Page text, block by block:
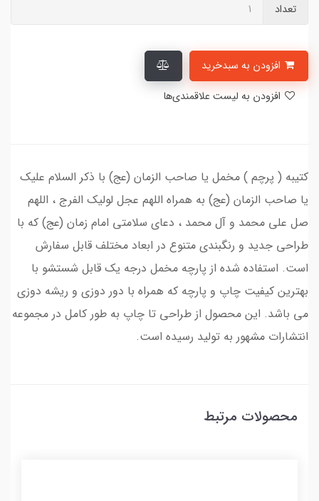
تعداد
کتیبه ( پرچم ) مخمل یا صاحب الزمان (عج) با ذکر السلام علیک
یا صاحب الزمان (عج) به همراه اللهم عجل لولیک الفرج ، اللهم
صل علی محمد و آل محمد ، دعای سلامتی امام زمان (عج) که با
طراحی جدید و رنگبندی متنوع در ابعاد مختلف قابل سفارش
است. استفاده شده از پارچه مخمل درجه یک قابل شستشو با
بهترین کیفیت چاپ و پارچه که همراه با دور دوزی و ریشه دوزی
می باشد. این محصول از طراحی تا چاپ به طور کامل در مجموعه
انتشارات مشهور به تولید رسیده است.
محصولات مرتبط